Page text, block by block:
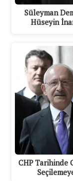
Süleyman
Hüseyin
CHP Tarihinde